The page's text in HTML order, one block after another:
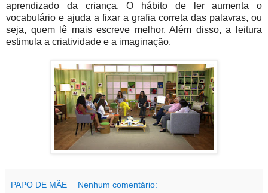
aprendizado da criança. O hábito de ler aumenta o
vocabulário e ajuda a fixar a grafia correta das palavras, ou
seja, quem lê mais escreve melhor. Além disso, a leitura
estimula a criatividade e a imaginação.
PAPO DE MÃE Nenhum comentário: